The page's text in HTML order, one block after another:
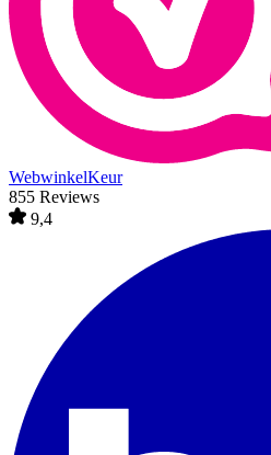
WebwinkelKeur
855 Reviews
9,4